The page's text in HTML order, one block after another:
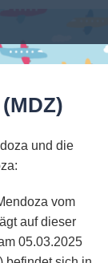
und die
vom
auf dieser
05.03.2025